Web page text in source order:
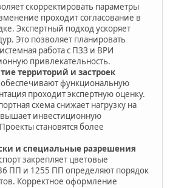
скорректировать параметры
проходит согласование в
Экспертный подход ускоряет
Это позволяет планировать
работа с ПЗЗ и ВРИ
привлекательность.
территорий и застроек
функциональную
проходит экспертную оценку.
схема снижает нагрузку на
инвестиционную
становятся более
и специальные разрешения
закрепляет цветовые
ПП и 1255 ПП определяют порядок
Корректное оформление